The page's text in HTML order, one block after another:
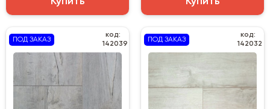
ПОД ЗАКАЗ
код:
142039
ПОД ЗАКАЗ
код:
142032